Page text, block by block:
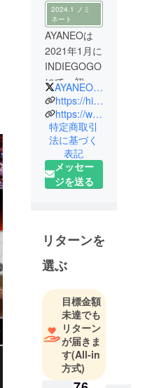
2024.1 ノミ
ネート
AYANEOは
2021年1月に
INDIEGOGO
にて、初め
てクラウド
ファンディ
ングを開始
したとこ
ろ、2500件
以上の出資
を集め、世
ザーから脚
光を浴びる
プロジェク
スタートし
ました。
『真のゲー
マーのため
のポータブ
ルゲーミン
AYANEO_jp
https://high-beam-online.com/
https://www.aya-neo.jp/
特定商取引
法に基づく
表記
メッセー
ジを送る
リターンを
選ぶ
目標金額
未達でも
リターン
が届きま
す(All-in
方式)